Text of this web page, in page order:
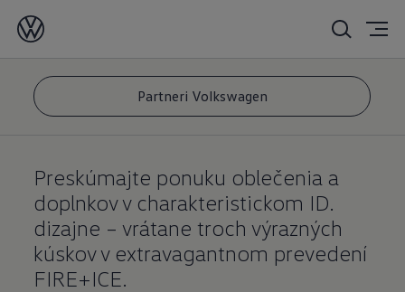
Partneri Volkswagen
Preskúmajte ponuku oblečenia a
doplnkov v charakteristickom ID.
dizajne – vrátane troch výrazných
kúskov v extravagantnom prevedení
FIRE+ICE.